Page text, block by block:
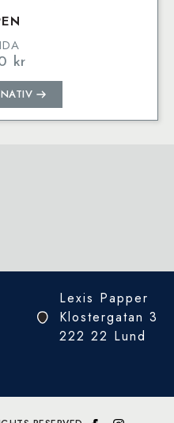
kr
Lexis Papper
Klostergatan 3
222 22 Lund